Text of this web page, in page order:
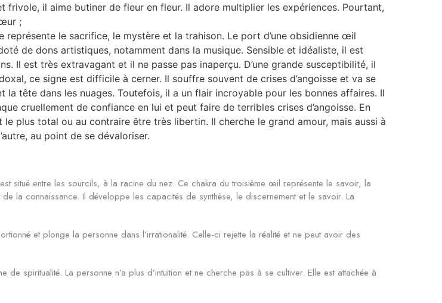
frivole, il aime butiner de fleur en fleur. Il adore multiplier les expériences. Pourtant,
;
représente le sacrifice, le mystère et la trahison. Le port d’une obsidienne œil
de dons artistiques, notamment dans la musique. Sensible et idéaliste, il est
Il est très extravagant et il ne passe pas inaperçu. D’une grande susceptibilité, il
ce signe est difficile à cerner. Il souffre souvent de crises d’angoisse et va se
tête dans les nuages. Toutefois, il a un flair incroyable pour les bonnes affaires. Il
cruellement de confiance en lui et peut faire de terribles crises d’angoisse. En
plus total ou au contraire être très libertin. Il cherche le grand amour, mais aussi à
au point de se dévaloriser.
situé entre les sourcils, à la racine du nez. Ce chakra du troisième œil représente le savoir, la
la connaissance. Il développe les capacités de synthèse, le discernement et le savoir. La
et plonge la personne dans l’irrationalité. Celle-ci rejette la réalité et ne peut avoir des
spiritualité. La personne n’a plus d’intuition et ne cherche pas à se cultiver. Elle est attachée à